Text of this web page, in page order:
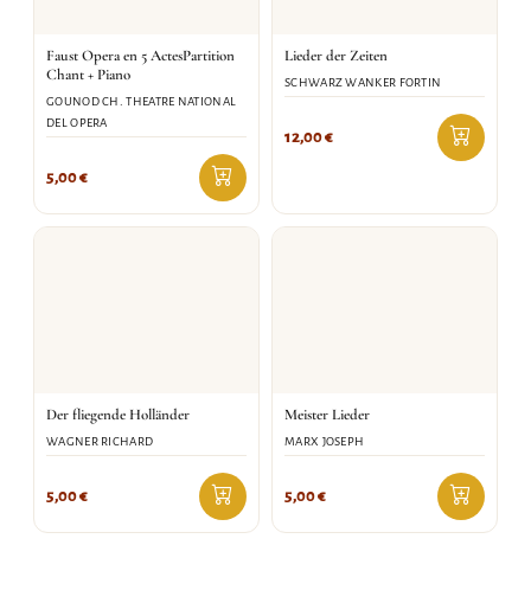
Faust Opera en 5 ActesPartition
Chant + Piano
GOUNOD CH. THEATRE NATIONAL
DEL OPERA
5,00€
Lieder der Zeiten
SCHWARZ WANKER FORTIN
12,00€
Der fliegende Holländer
WAGNER RICHARD
5,00€
Meister Lieder
MARX JOSEPH
5,00€